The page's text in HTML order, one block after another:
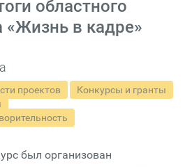
областного
«Жизнь в кадре»
проектов
Конкурсы и гранты
был организован